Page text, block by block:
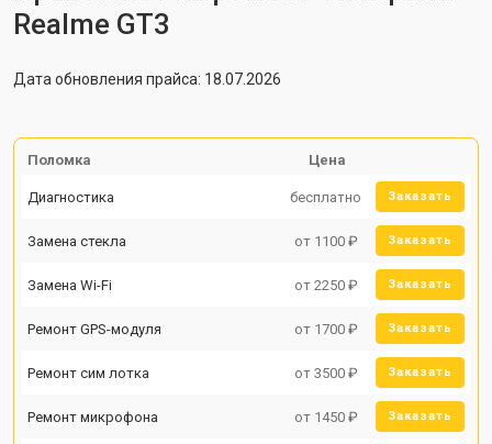
Realme GT3
Дата обновления прайса: 18.07.2026
Поломка Цена
Диагностика бесплатно Заказать
Замена стекла от 1100 ₽ Заказать
Замена Wi-Fi от 2250 ₽ Заказать
Ремонт GPS-модуля от 1700 ₽ Заказать
Ремонт сим лотка от 3500 ₽ Заказать
Ремонт микрофона от 1450 ₽ Заказать